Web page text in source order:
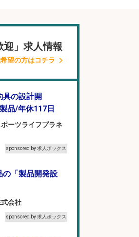
迎」求人情報
望の方はコチラ
の設計開
品/年休117日
ーツライフプラネ
sponsored by 求人ボックス
の「製品開発設
会社
sponsored by 求人ボックス